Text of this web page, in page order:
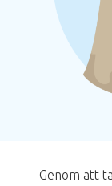
Genom att